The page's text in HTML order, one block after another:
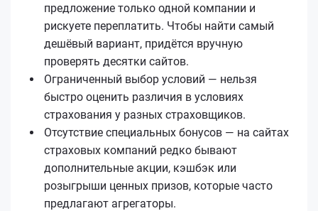
предложение только одной компании и
рискуете переплатить. Чтобы найти самый
дешёвый вариант, придётся вручную
проверять десятки сайтов.
Ограниченный выбор условий — нельзя
быстро оценить различия в условиях
страхования у разных страховщиков.
Отсутствие специальных бонусов — на сайтах
страховых компаний редко бывают
дополнительные акции, кэшбэк или
розыгрыши ценных призов, которые часто
предлагают агрегаторы.